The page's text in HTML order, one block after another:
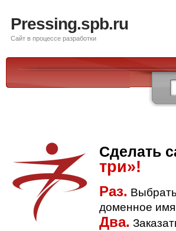
Pressing.spb.ru
Сайт в процессе разработки
Сделать
три»!
Раз.
доменное
Два.